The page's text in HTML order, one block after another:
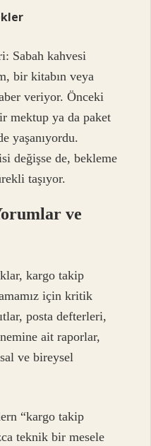
Sabah kahvesi
bir kitabın veya
veriyor. Önceki
mektup ya da paket
yaşanıyordu.
değişse de, bekleme
taşıyor.
ve
kargo takip
için kritik
posta defterleri,
ait raporlar,
ve bireysel
“kargo takip
teknik bir mesele